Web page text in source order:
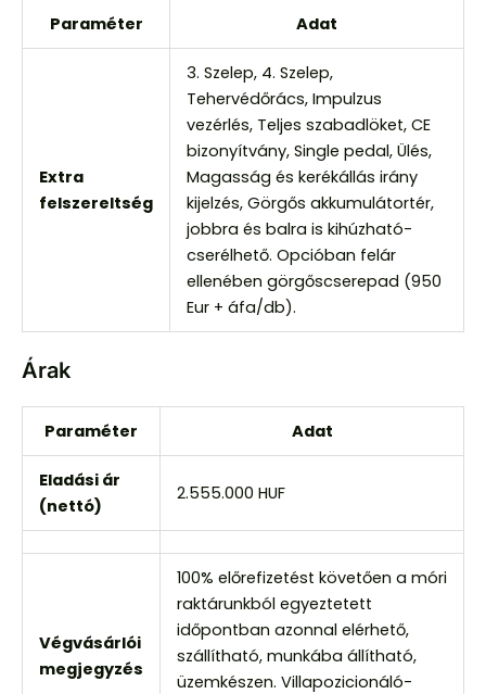
Paraméter Adat
Extra
felszereltség
3. Szelep, 4. Szelep,
Tehervédőrács, Impulzus
vezérlés, Teljes szabadlöket, CE
bizonyítvány, Single pedal, Ülés,
Magasság és kerékállás irány
kijelzés, Görgős akkumulátortér,
jobbra és balra is kihúzható-
cserélhető. Opcióban felár
ellenében görgőscserepad (950
Eur + áfa/db).
Árak
Paraméter Adat
Eladási ár
(nettó)
2.555.000 HUF
Végvásárlói
megjegyzés
100% előrefizetést követően a móri
raktárunkból egyeztetett
időpontban azonnal elérhető,
szállítható, munkába állítható,
üzemkészen. Villapozicionáló-